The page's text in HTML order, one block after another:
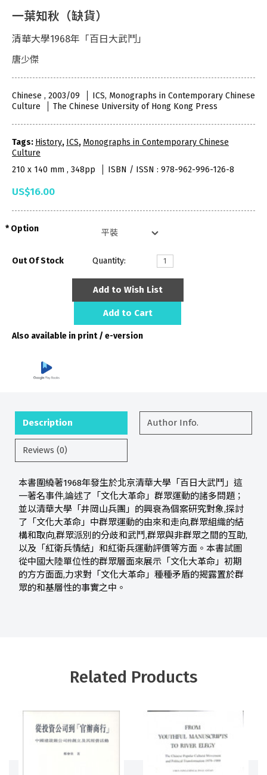
一葉知秋（缺貨）
清華大學1968年「百日大武鬥」
唐少傑
Chinese , 2003/09
ICS, Monographs in Contemporary Chinese
Culture
The Chinese University of Hong Kong Press
Tags: History, ICS, Monographs in Contemporary Chinese
Culture
210 x 140 mm , 348pp
ISBN / ISSN : 978-962-996-126-8
US$16.00
Option
Out Of Stock Quantity:
Add to Wish List
Add to Cart
Also available in print / e-version
Description Author Info.
Reviews (0)
本書圍繞著1968年發生於北京清華大學「百日大武鬥」這
一著名事件,論述了「文化大革命」群眾運動的諸多問題；
並以清華大學「井岡山兵團」的興衰為個案研究對象,探討
了「文化大革命」中群眾運動的由來和走向,群眾組織的結
構和取向,群眾派別的分歧和武鬥,群眾與非群眾之間的互助,
以及「紅衛兵情結」和紅衛兵運動評價等方面。本書試圖
從中國大陸單位性的群眾層面來展示「文化大革命」初期
的方方面面,力求對「文化大革命」種種矛盾的揭露置於群
眾的和基層性的事實之中。
Related Products